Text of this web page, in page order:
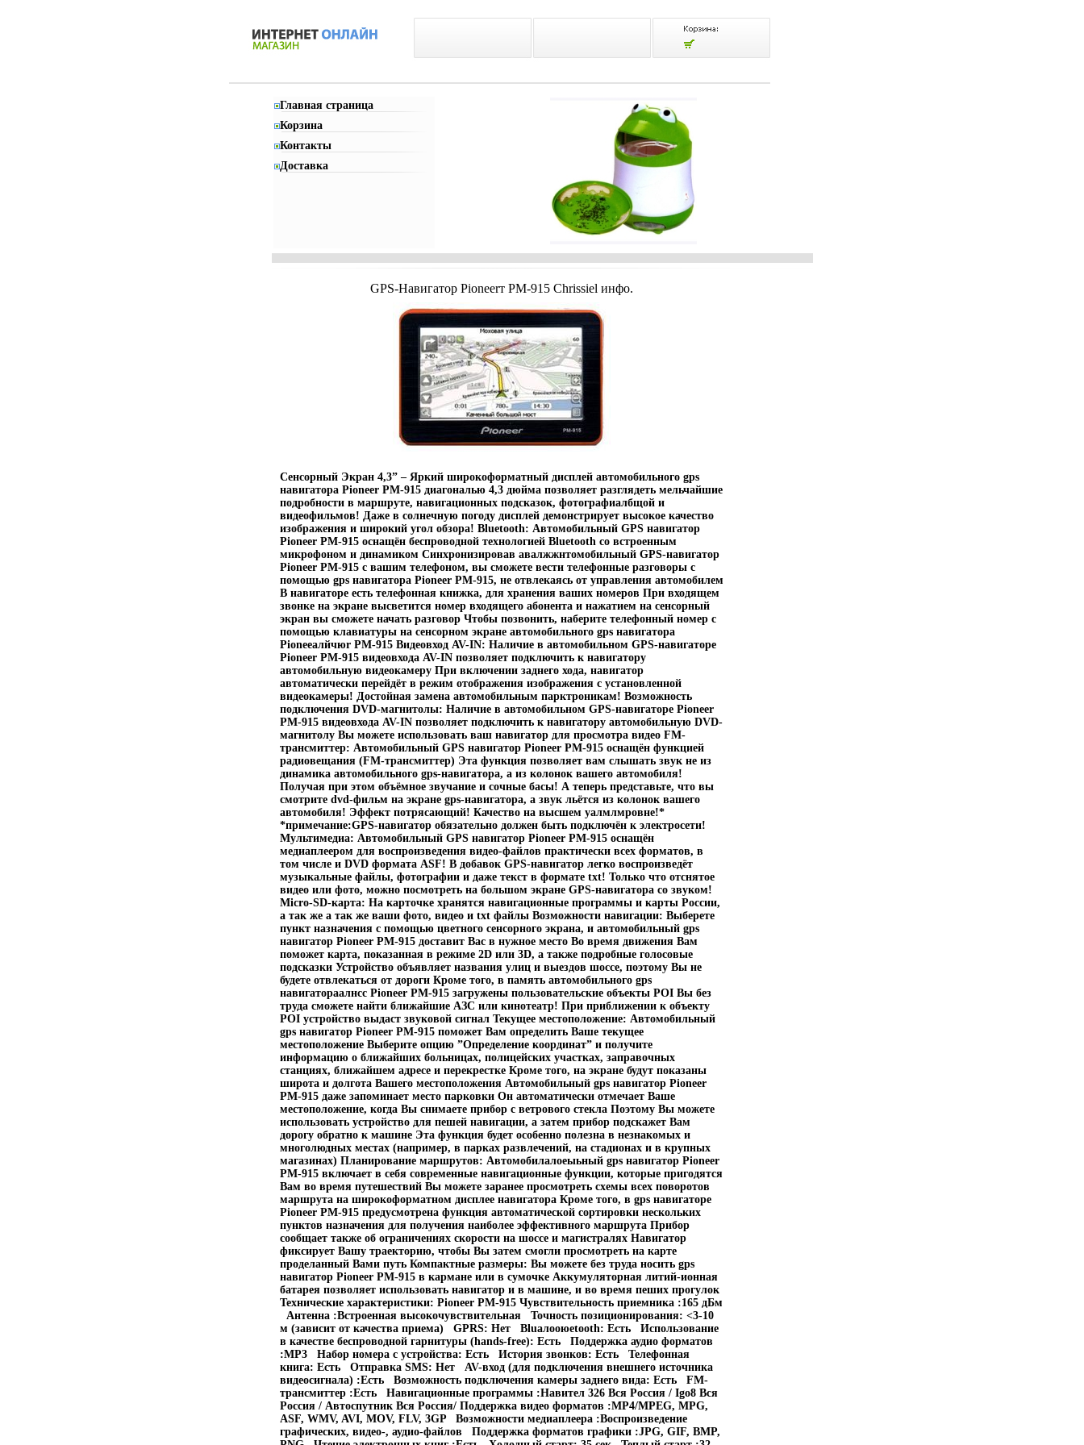
Главная страница
Корзина
Контакты
Доставка
GPS-Навигатор Pioneerт PM-915 Chrissiel инфо.
Сенсорный Экран 4,3” – Яркий широкоформатный дисплей автомобильного gps
навигатора Pioneer PM-915 диагональю 4,3 дюйма позволяет разглядеть мельчайшие
подробности в маршруте, навигационных подсказок, фотографиалбщой и
видеофильмов! Даже в солнечную погоду дисплей демонстрирует высокое качество
изображения и широкий угол обзора! Bluetooth: Автомобильный GPS навигатор
Pioneer PM-915 оснащён беспроводной технологией Bluetooth со встроенным
микрофоном и динамиком Синхронизировав авалжжнтомобильный GPS-навигатор
Pioneer PM-915 с вашим телефоном, вы сможете вести телефонные разговоры с
помощью gps навигатора Pioneer PM-915, не отвлекаясь от управления автомобилем
В навигаторе есть телефонная книжка, для хранения ваших номеров При входящем
звонке на экране высветится номер входящего абонента и нажатием на сенсорный
экран вы сможете начать разговор Чтобы позвонить, наберите телефонный номер с
помощью клавиатуры на сенсорном экране автомобильного gps навигатора
Pioneeалйчюr PM-915 Видеовход AV-IN: Наличие в автомобильном GPS-навигаторе
Pioneer PM-915 видеовхода AV-IN позволяет подключить к навигатору
автомобильную видеокамеру При включении заднего хода, навигатор
автоматически перейдёт в режим отображения изображения с установленной
видеокамеры! Достойная замена автомобильным парктроникам! Возможность
подключения DVD-магнитолы: Наличие в автомобильном GPS-навигаторе Pioneer
PM-915 видеовхода AV-IN позволяет подключить к навигатору автомобильную DVD-
магнитолу Вы можете использовать ваш навигатор для просмотра видео FM-
трансмиттер: Автомобильный GPS навигатор Pioneer PM-915 оснащён функцией
радиовещания (FM-трансмиттер) Эта функция позволяет вам слышать звук не из
динамика автомобильного gps-навигатора, а из колонок вашего автомобиля!
Получая при этом объёмное звучание и сочные басы! А теперь представьте, что вы
смотрите dvd-фильм на экране gps-навигатора, а звук льётся из колонок вашего
автомобиля! Эффект потрясающий! Качество на высшем уалмлмровне!*
*примечание:GPS-навигатор обязательно должен быть подключён к электросети!
Мультимедиа: Автомобильный GPS навигатор Pioneer PM-915 оснащён
медиаплеером для воспроизведения видео-файлов практически всех форматов, в
том числе и DVD формата ASF! В добавок GPS-навигатор легко воспроизведёт
музыкальные файлы, фотографии и даже текст в формате txt! Только что отснятое
видео или фото, можно посмотреть на большом экране GPS-навигатора со звуком!
Micro-SD-карта: На карточке хранятся навигационные программы и карты России,
а так же а так же ваши фото, видео и txt файлы Возможности навигации: Выберете
пункт назначения с помощью цветного сенсорного экрана, и автомобильный gps
навигатор Pioneer PM-915 доставит Вас в нужное место Во время движения Вам
поможет карта, показанная в режиме 2D или 3D, а также подробные голосовые
подсказки Устройство объявляет названия улиц и выездов шоссе, поэтому Вы не
будете отвлекаться от дороги Кроме того, в память автомобильного gps
навигатораалнсс Pioneer PM-915 загружены пользовательские объекты POI Вы без
труда сможете найти ближайшие АЗС или кинотеатр! При приближении к объекту
POI устройство выдаст звуковой сигнал Текущее местоположение: Автомобильный
gps навигатор Pioneer PM-915 поможет Вам определить Ваше текущее
местоположение Выберите опцию ”Определение координат” и получите
информацию о ближайших больницах, полицейских участках, заправочных
станциях, ближайшем адресе и перекрестке Кроме того, на экране будут показаны
широта и долгота Вашего местоположения Автомобильный gps навигатор Pioneer
PM-915 даже запоминает место парковки Он автоматически отмечает Ваше
местоположение, когда Вы снимаете прибор с ветрового стекла Поэтому Вы можете
использовать устройство для пешей навигации, а затем прибор подскажет Вам
дорогу обратно к машине Эта функция будет особенно полезна в незнакомых и
многолюдных местах (например, в парках развлечений, на стадионах и в крупных
магазинах) Планирование маршрутов: Автомобилалоеыьный gps навигатор Pioneer
PM-915 включает в себя современные навигационные функции, которые пригодятся
Вам во время путешествий Вы можете заранее просмотреть схемы всех поворотов
маршрута на широкоформатном дисплее навигатора Кроме того, в gps навигаторе
Pioneer PM-915 предусмотрена функция автоматической сортировки нескольких
пунктов назначения для получения наиболее эффективного маршрута Прибор
сообщает также об ограничениях скорости на шоссе и магистралях Навигатор
фиксирует Вашу траекторию, чтобы Вы затем смогли просмотреть на карте
проделанный Вами путь Компактные размеры: Вы можете без труда носить gps
навигатор Pioneer PM-915 в кармане или в сумочке Аккумуляторная литий-ионная
батарея позволяет использовать навигатор и в машине, и во время пеших прогулок
Технические характеристики: Pioneer PM-915 Чувствительность приемника :165 дБм
Антенна :Встроенная высокочувствительная Точность позиционирования: <3-10
м (зависит от качества приема) GPRS: Нет Bluалооюetooth: Есть Использование
в качестве беспроводной гарнитуры (hands-free): Есть Поддержка аудио форматов
:MP3 Набор номера с устройства: Есть История звонков: Есть Телефонная
книга: Есть Отправка SMS: Нет AV-вход (для подключения внешнего источника
видеосигнала) :Есть Возможность подключения камеры заднего вида: Есть FM-
трансмиттер :Есть Навигационные программы :Навител 326 Вся Россия / Igo8 Вся
Россия / Автоспутник Вся Россия/ Поддержка видео форматов :MP4/MPEG, MPG,
ASF, WMV, AVI, MOV, FLV, 3GP Возможности медиаплеера :Воспроизведение
графических, видео-, аудио-файлов Поддержка форматов графики :JPG, GIF, BMP,